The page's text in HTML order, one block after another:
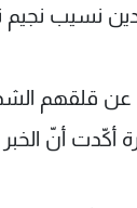
نسيب
قلقهم
أكّدت أنّ
شروط
سياسة